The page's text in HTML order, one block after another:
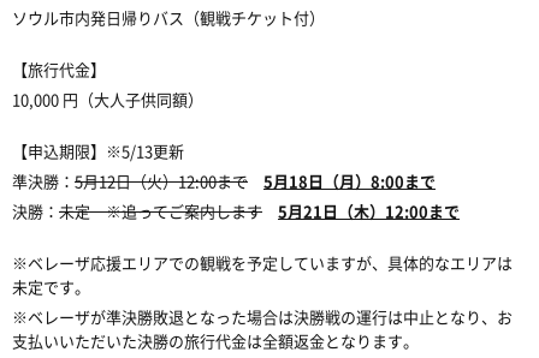
ソウル市内発日帰りバス（観戦チケット付）
【旅行代金】
10,000 円（大人子供同額）
【申込期限】※5/13更新
準決勝： 5月12日（火）12:00まで
5月18日（月）8:00まで
決勝： 未定 ※追ってご案内します 5月21日（木）12:00まで
※ベレーザ応援エリアでの観戦を予定していますが、具体的なエリアは
未定です。
※ベレーザが準決勝敗退となった場合は決勝戦の運行は中止となり、お
支払いいただいた決勝の旅行代金は全額返金となります。